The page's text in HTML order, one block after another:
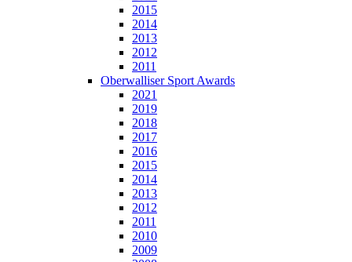
2015
2014
2013
2012
2011
Oberwalliser Sport Awards
2021
2019
2018
2017
2016
2015
2014
2013
2012
2011
2010
2009